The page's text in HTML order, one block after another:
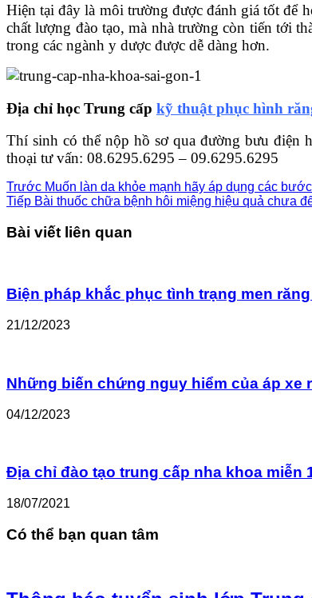
Hiện tại đây là môi trường được đánh giá tốt để
chất lượng đào tạo, mà nhà trường còn tiến tới
trong các ngành y dược được dễ dàng hơn.
Địa chỉ học Trung cấp kỹ thuật phục hình
Thí sinh có thể nộp hồ sơ qua đường bưu
thoại tư vấn: 08.6295.6295 – 09.6295.6295
Trước Muốn làn da khỏe mạnh hãy áp dụng các
Tiếp Bài thuốc chữa bệnh hôi miệng hiệu quả chưa
Bài viết liên quan
Biện pháp khắc phục tình trạng men
21/12/2023
Những biến chứng nguy hiểm của áp xe
04/12/2023
Địa chỉ đào tạo trung cấp nha khoa miễn
18/07/2021
Có thể bạn quan tâm